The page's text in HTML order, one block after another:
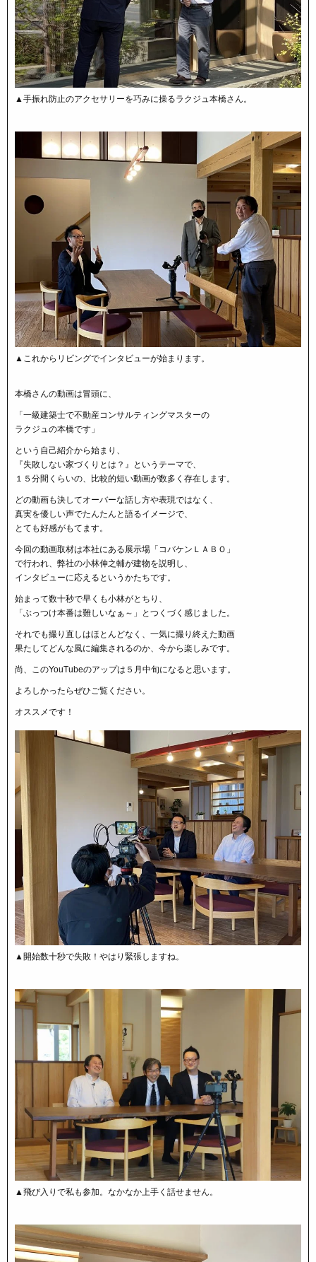
▲手振れ防止のアクセサリーを巧みに操るラクジュ本橋さん。
▲これからリビングでインタビューが始まります。
本橋さんの動画は冒頭に、
「一級建築士で不動産コンサルティングマスターの
ラクジュの本橋です」
という自己紹介から始まり、
『失敗しない家づくりとは？』というテーマで、
１５分間くらいの、比較的短い動画が数多く存在します。
どの動画も決してオーバーな話し方や表現ではなく、
真実を優しい声でたんたんと語るイメージで、
とても好感がもてます。
今回の動画取材は本社にある展示場「コバケンＬＡＢＯ」
で行われ、弊社の小林伸之輔が建物を説明し、
インタビューに応えるというかたちです。
始まって数十秒で早くも小林がとちり、
「ぶっつけ本番は難しいなぁ～」とつくづく感じました。
それでも撮り直しはほとんどなく、一気に撮り終えた動画
果たしてどんな風に編集されるのか、今から楽しみです。
尚、このYouTubeのアップは５月中旬になると思います。
よろしかったらぜひご覧ください。
オススメです！
▲開始数十秒で失敗！やはり緊張しますね。
▲飛び入りで私も参加。なかなか上手く話せません。